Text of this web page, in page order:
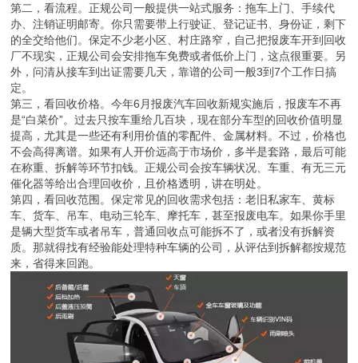
第二，看流程。正规公司一般提供一站式服务：拖车上门、手续代
办、注销证明邮寄。你只需要带上行驶证、登记证书、身份证，剩下
的全交给他们。保定不少老小区、村庄路窄，自己把报废车开到回收
厂不现实，正规公司会安排拖车免费或者低价上门，这点很重要。另
外，问清从接车到出证需要几天，靠谱的公司一般3到7个工作日搞
定。
第三，看回收价格。今年6月报废汽车回收新规实施后，报废车不再
是“白菜价”。过去只按车重给几百块，现在部分车型的回收价值明显
提高，尤其是一些还有利用价值的零配件、金属材料。不过，价格也
不会高得离谱。如果有人开价远高于市场价，多半是套路，最后可能
在称重、拆解等环节扣钱。正规公司会按车辆状况、车重、有无三元
催化器等给出合理回收价，且价格透明，讲在明处。
第四，看回收范围。保定常见的回收需求包括：老旧私家车、黄标
车、货车、吊车、电动三轮车、摩托车，甚至报废电车。如果你手里
是辆大型货车或者吊车，普通回收点可能拆不了，或者没有拆解资
质。那就得找有经验能处理特种车辆的公司，从评估到拆解都按规范
来，省得来回跑。